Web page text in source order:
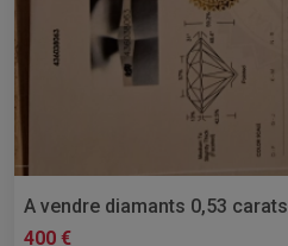
A vendre diamants 0,53 carats
400 €